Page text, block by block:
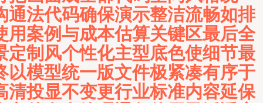
通法代码确保演示整洁流畅如排
用案例与成本估算关键区最后全
定制风个性化主型底色使细节最
以模型统一版文件极紧凑有序于
清投显不变更行业标准内容延保